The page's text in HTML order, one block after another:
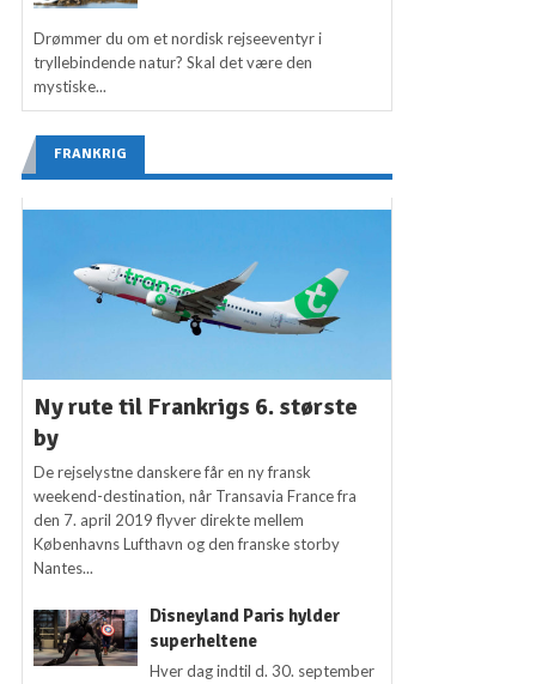
Drømmer du om et nordisk rejseeventyr i
tryllebindende natur? Skal det være den
mystiske...
FRANKRIG
Ny rute til Frankrigs 6. største
by
De rejselystne danskere får en ny fransk
weekend-destination, når Transavia France fra
den 7. april 2019 flyver direkte mellem
Københavns Lufthavn og den franske storby
Nantes...
Disneyland Paris hylder
superheltene
Hver dag indtil d. 30. september